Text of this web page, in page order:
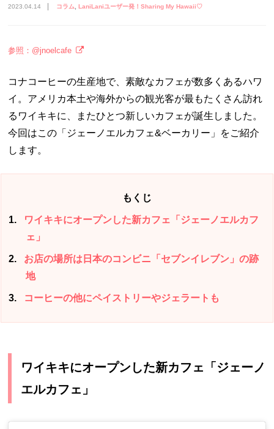
2023.04.14 コラム LaniLaniユーザー発！Sharing My Hawaii♡
参照：@jnoelcafe
コナコーヒーの生産地で、素敵なカフェが数多くあるハワ
イ。アメリカ本土や海外からの観光客が最もたくさん訪れ
るワイキキに、またひとつ新しいカフェが誕生しました。
今回はこの「ジェーノエルカフェ&ベーカリー」をご紹介
します。
もくじ
1
ワイキキにオープンした新カフェ「ジェーノエルカフ
ェ」
2
お店の場所は日本のコンビニ「セブンイレブン」の跡
地
3 コーヒーの他にペイストリーやジェラートも
ワイキキにオープンした新カフェ「ジェーノ
エルカフェ」